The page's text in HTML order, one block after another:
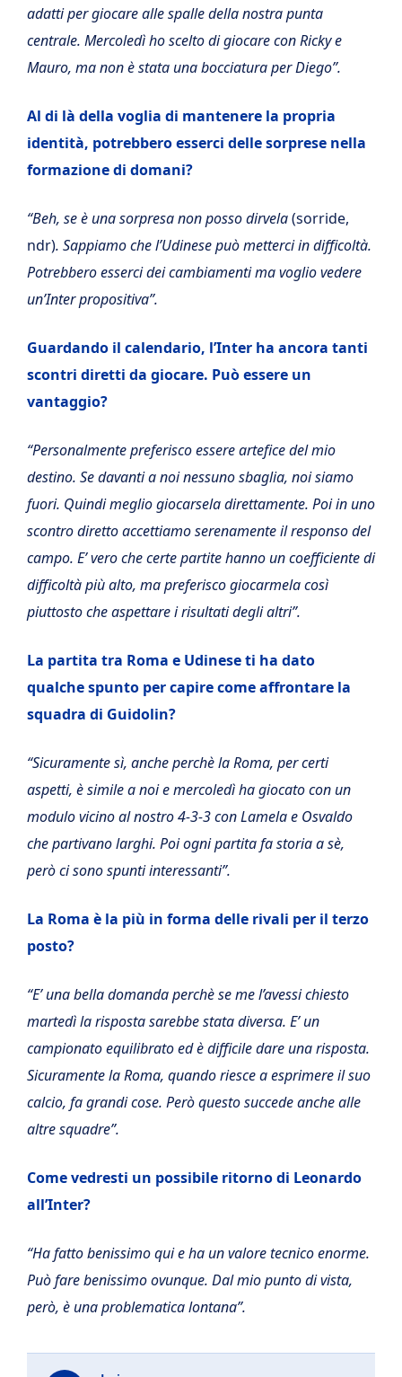
adatti per giocare alle spalle della nostra punta
centrale. Mercoledì ho scelto di giocare con Ricky e
Mauro, ma non è stata una bocciatura per Diego”.
Al di là della voglia di mantenere la propria
identità, potrebbero esserci delle sorprese nella
formazione di domani?
“Beh, se è una sorpresa non posso dirvela(sorride,
ndr). Sappiamo che l’Udinese può metterci in difficoltà.
Potrebbero esserci dei cambiamenti ma voglio vedere
un’Inter propositiva”.
Guardando il calendario, l’Inter ha ancora tanti
scontri diretti da giocare. Può essere un
vantaggio?
“Personalmente preferisco essere artefice del mio
destino. Se davanti a noi nessuno sbaglia, noi siamo
fuori. Quindi meglio giocarsela direttamente. Poi in uno
scontro diretto accettiamo serenamente il responso del
campo. E’ vero che certe partite hanno un coefficiente di
difficoltà più alto, ma preferisco giocarmela così
piuttosto che aspettare i risultati degli altri”.
La partita tra Roma e Udinese ti ha dato
qualche spunto per capire come affrontare la
squadra di Guidolin?
“Sicuramente sì, anche perchè la Roma, per certi
aspetti, è simile a noi e mercoledì ha giocato con un
modulo vicino al nostro 4-3-3 con Lamela e Osvaldo
che partivano larghi. Poi ogni partita fa storia a sè,
però ci sono spunti interessanti”.
La Roma è la più in forma delle rivali per il terzo
posto?
“E’ una bella domanda perchè se me l’avessi chiesto
martedì la risposta sarebbe stata diversa. E’ un
campionato equilibrato ed è difficile dare una risposta.
Sicuramente la Roma, quando riesce a esprimere il suo
calcio, fa grandi cose. Però questo succede anche alle
altre squadre”.
Come vedresti un possibile ritorno di Leonardo
all’Inter?
“Ha fatto benissimo qui e ha un valore tecnico enorme.
Può fare benissimo ovunque. Dal mio punto di vista,
però, è una problematica lontana”.